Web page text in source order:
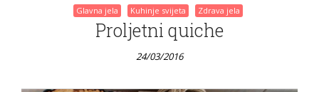
Glavna jela Kuhinje svijeta Zdrava jela
Proljetni quiche
24/03/2016